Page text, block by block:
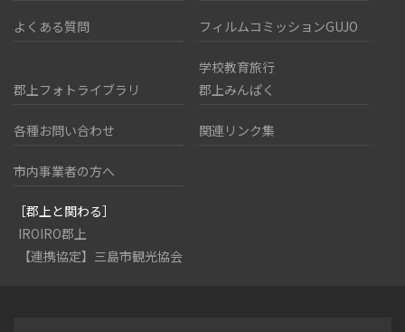
よくある質問 フィルムコミッションGUJO
郡上フォトライブラリ
学校教育旅行
郡上みんぱく
各種お問い合わせ 関連リンク集
市内事業者の方へ
［郡上と関わる］
IROIRO郡上
【連携協定】三島市観光協会